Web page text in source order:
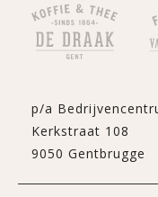
p/a
Kerkstraat 108
9050 Gentbrugge